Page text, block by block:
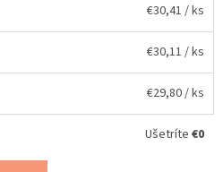
€30,41 / ks
€30,11 / ks
€29,80/ ks
Ušetríte €0